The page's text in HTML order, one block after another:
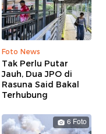
Foto News
Tak Perlu Putar
Jauh, Dua JPO di
Rasuna Said Bakal
Terhubung
6 Foto